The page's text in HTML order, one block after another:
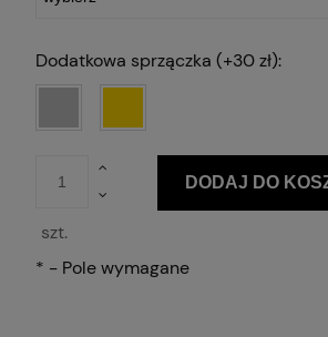
Dodatkowa sprzączka (+30 zł):
szt.
DODAJ DO
* - Pole wymagane